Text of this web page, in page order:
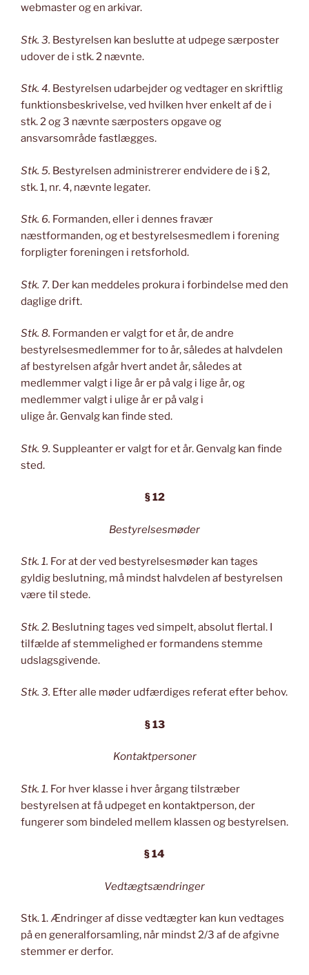
webmaster og en arkivar.
Stk. 3. Bestyrelsen kan beslutte at udpege særposter
udover de i stk. 2 nævnte.
Stk. 4. Bestyrelsen udarbejder og vedtager en skriftlig
funktionsbeskrivelse, ved hvilken hver enkelt af de i
stk. 2 og 3 nævnte særposters opgave og
ansvarsområde fastlægges.
Stk. 5. Bestyrelsen administrerer endvidere de i § 2,
stk. 1, nr. 4, nævnte legater.
Stk. 6. Formanden, eller i dennes fravær
næstformanden, og et bestyrelsesmedlem i forening
forpligter foreningen i retsforhold.
Stk. 7. Der kan meddeles prokura i forbindelse med den
daglige drift.
Stk. 8. Formanden er valgt for et år, de andre
bestyrelsesmedlemmer for to år, således at halvdelen
af bestyrelsen afgår hvert andet år, således at
medlemmer valgt i lige år er på valg i lige år, og
medlemmer valgt i ulige år er på valg i
ulige år. Genvalg kan finde sted.
Stk. 9. Suppleanter er valgt for et år. Genvalg kan finde
sted.
§ 12
Bestyrelsesmøder
Stk. 1. For at der ved bestyrelsesmøder kan tages
gyldig beslutning, må mindst halvdelen af bestyrelsen
være til stede.
Stk. 2. Beslutning tages ved simpelt, absolut flertal. I
tilfælde af stemmelighed er formandens stemme
udslagsgivende.
Stk. 3. Efter alle møder udfærdiges referat efter behov.
§ 13
Kontaktpersoner
Stk. 1. For hver klasse i hver årgang tilstræber
bestyrelsen at få udpeget en kontaktperson, der
fungerer som bindeled mellem klassen og bestyrelsen.
§ 14
Vedtægtsændringer
Stk. 1. Ændringer af disse vedtægter kan kun vedtages
på en generalforsamling, når mindst 2/3 af de afgivne
stemmer er derfor.